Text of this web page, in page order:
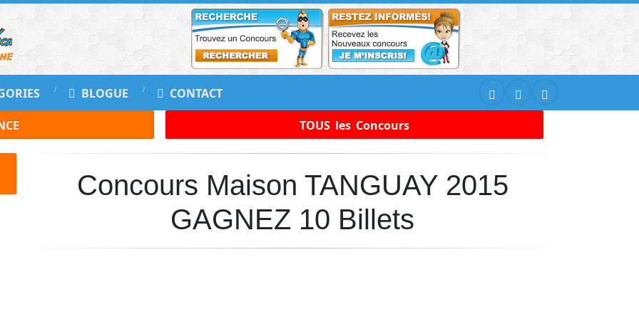
BLOGUE CONTACT
TOUS les Concours
Concours Maison TANGUAY 2015
GAGNEZ 10 Billets